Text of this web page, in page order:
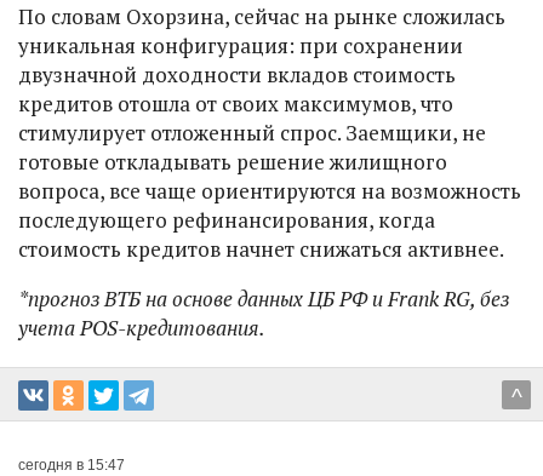
По словам Охорзина, сейчас на рынке сложилась
уникальная конфигурация: при сохранении
двузначной доходности вкладов стоимость
кредитов отошла от своих максимумов, что
стимулирует отложенный спрос. Заемщики, не
готовые откладывать решение жилищного
вопроса, все чаще ориентируются на возможность
последующего рефинансирования, когда
стоимость кредитов начнет снижаться активнее.
*прогноз ВТБ на основе данных ЦБ РФ и Frank RG, без
учета POS-кредитования.
^
сегодня в 15:47